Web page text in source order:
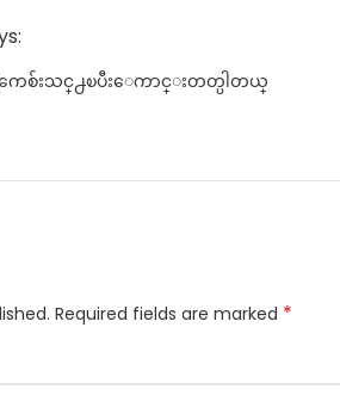
ကေစ်းသင္႕ၿပီးေကာင္းတတ္ပါတယ္
Required fields are marked *